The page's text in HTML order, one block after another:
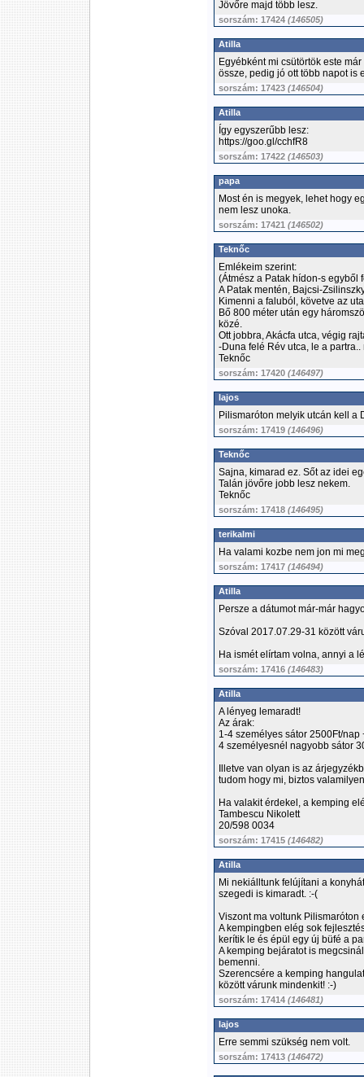
Jövőre majd több lesz.
sorszám: 17424 (146505)
Atilla
Egyébként mi csütörtök este
össze, pedig jó ott több napot is
sorszám: 17423 (146504)
Atilla
Így egyszerűbb lesz:
https://goo.gl/cchfR8
sorszám: 17422 (146503)
papa
Most én is megyek, lehet hogy
nem lesz unoka.
sorszám: 17421 (146502)
Teknőc
Emlékeim szerint:
(Átmész a Patak hídon-s egyből
A Patak mentén, Bajcsi-
Kimenni a faluból, követve az
Bő 800 méter után egy
közé.
Ott jobbra, Akácfa utca, végig
-Duna felé Rév utca, le a partra..
Teknőc
sorszám: 17420 (146497)
lajos
Pilismaróton melyik utcán kell a
sorszám: 17419 (146496)
Teknőc
Sajna, kimarad ez. Sőt az idei
Talán jövőre jobb lesz nekem.
Teknőc
sorszám: 17418 (146495)
terikalmi
Ha valami kozbe nem jon mi
sorszám: 17417 (146494)
Atilla
Persze a dátumot már-már
Szóval 2017.07.29-31 között
Ha ismét elírtam volna, annyi a
sorszám: 17416 (146483)
Atilla
A lényeg lemaradt!
Az árak:
1-4 személyes sátor 2500Ft/nap
4 személyesnél nagyobb sátor
Illetve van olyan is az
tudom hogy mi, biztos
Ha valakit érdekel, a kemping
Tambescu Nikolett
20/598 0034
sorszám: 17415 (146482)
Atilla
Mi nekiálltunk felújítani a
szegedi is kimaradt. :-(
Viszont ma voltunk Pilismaróton
A kempingben elég sok
kerítik le és épül egy új büfé a
A kemping bejáratot is
bemenni.
Szerencsére a kemping
között várunk mindenkit! :-)
sorszám: 17414 (146481)
lajos
Erre semmi szükség nem volt.
sorszám: 17413 (146472)